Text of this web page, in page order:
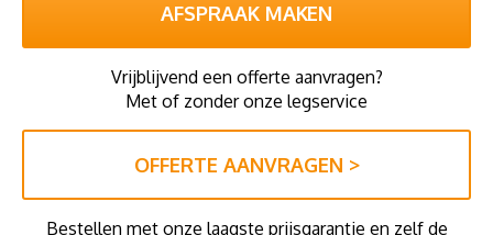
AFSPRAAK MAKEN
Vrijblijvend een offerte aanvragen?
Met of zonder onze legservice
OFFERTE AANVRAGEN >
Bestellen met onze laagste prijsgarantie en zelf de